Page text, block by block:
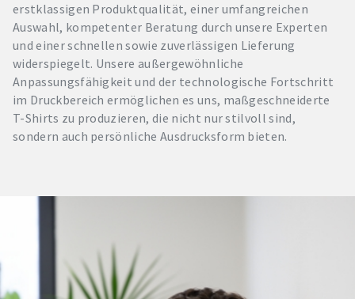
erstklassigen Produktqualität, einer umfangreichen
Auswahl, kompetenter Beratung durch unsere Experten
und einer schnellen sowie zuverlässigen Lieferung
widerspiegelt. Unsere außergewöhnliche
Anpassungsfähigkeit und der technologische Fortschritt
im Druckbereich ermöglichen es uns, maßgeschneiderte
T-Shirts zu produzieren, die nicht nur stilvoll sind,
sondern auch persönliche Ausdrucksform bieten.